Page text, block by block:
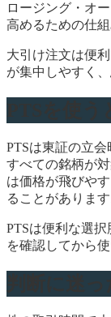
ロージング・オ
高めるための仕組
大引け注文は便
が集中しやすく
PTSは東証の立
すべての銘柄が
は価格が飛びや
ることがあります
PTSは便利な選
を確認してから使